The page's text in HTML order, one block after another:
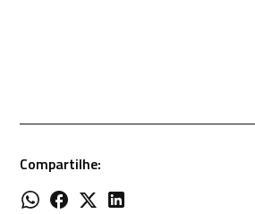
Compartilhe: